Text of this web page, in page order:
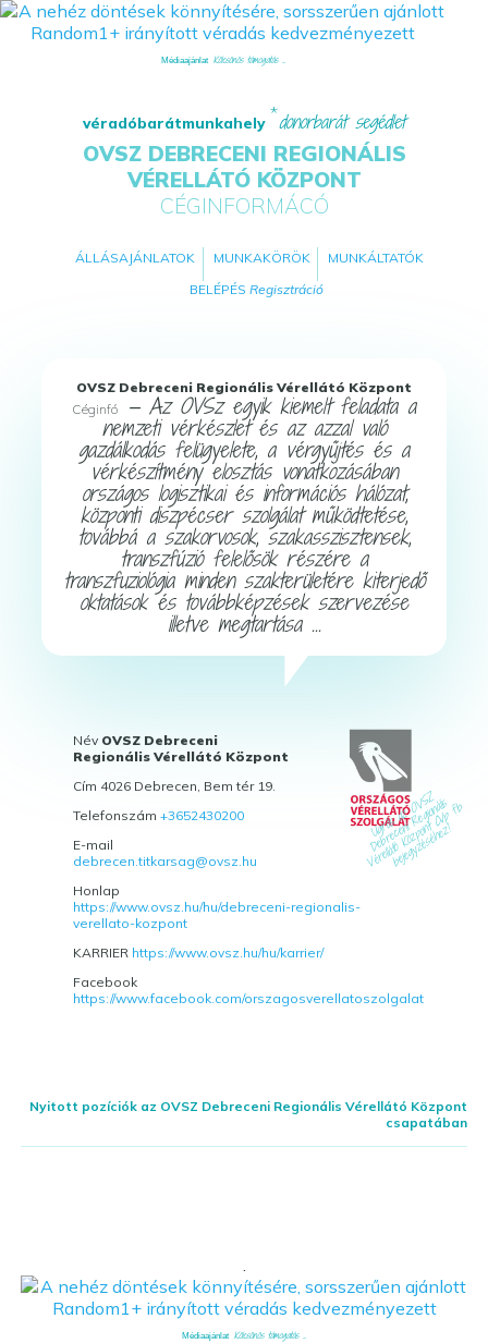
Médiaajánlat Kölcsönös támogatás ...
véradóbarátmunkahely donorbarát segédlet
OVSZ DEBRECENI REGIONÁLIS
VÉRELLÁTÓ KÖZPONT
CÉGINFORMÁCÓ
ÁLLÁSAJÁNLATOK MUNKAKÖRÖK
MUNKÁLTATÓK
BELÉPÉS Regisztráció
OVSZ Debreceni Regionális Vérellátó Központ
Céginfó
— Az OVSz egyik kiemelt feladata a
nemzeti vérkészlet és az azzal való
gazdálkodás felügyelete, a vérgyűjtés és a
vérkészítmény elosztás vonatkozásában
országos logisztikai és információs hálózat,
központi diszpécser szolgálat működtetése,
továbbá a szakorvosok, szakasszisztensek,
transzfúzió felelősök részére a
transzfuziológia minden szakterületére kiterjedő
oktatások és továbbképzések szervezése
illetve megtartása ...
Név OVSZ Debreceni
Regionális Vérellátó Központ
Cím 4026 Debrecen, Bem tér 19.
Telefonszám+3652430200
E-mail
debrecen.titkarsag@ovsz.hu
Honlap
https://www.ovsz.hu/hu/debreceni-regionalis-
verellato-kozpont
KARRIER https://www.ovsz.hu/hu/karrier/
Facebook
https://www.facebook.com/orszagosverellatoszolgalat
Nyitott pozíciók az OVSZ Debreceni Regionális Vérellátó Központ
csapatában
Médiaajánlat Kölcsönös támogatás ...